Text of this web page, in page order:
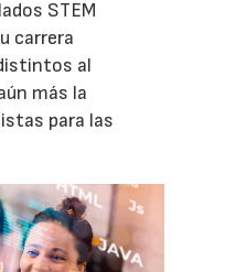
STEM
carrera
al
más la
para las